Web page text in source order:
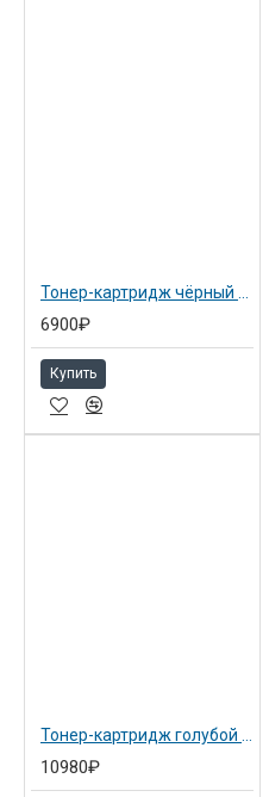
6900₽
Купить
10980₽